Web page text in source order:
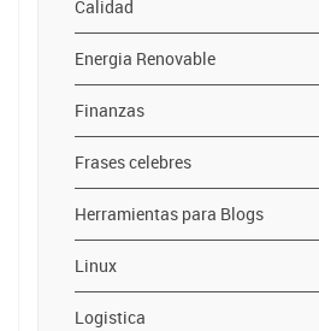
Calidad
Energia Renovable
Finanzas
Frases celebres
Herramientas para Blogs
Linux
Logistica